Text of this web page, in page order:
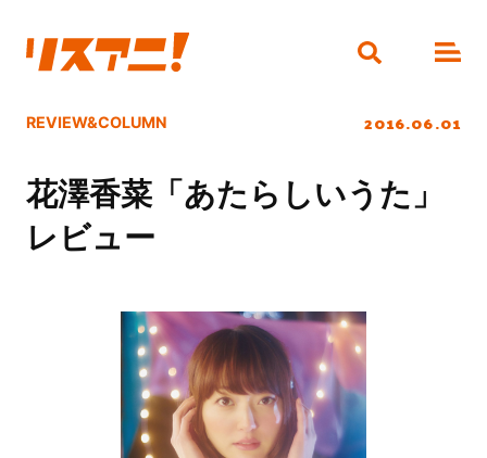
REVIEW&COLUMN 2016.06.01
花澤香菜「あたらしいうた」
レビュー